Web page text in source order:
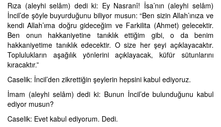
Rıza (aleyhi selâm) dedi ki: Ey Nasranî! İsa’nın (aleyhi selâm)
İncil’de şöyle buyurduğunu biliyor musun: “Ben sizin Allah’ınıza ve
kendi Allah’ıma doğru gideceğim ve Farkilita (Ahmet) gelecektir.
Ben onun hakkaniyetine tanıklık ettiğim gibi, o da benim
hakkaniyetime tanıklık edecektir. O size her şeyi açıklayacaktır.
Toplulukların aşağılık yönlerini açıklayacak, küfür sütunlarını
kıracaktır.”
Caselik: İncil’den zikrettiğin şeylerin hepsini kabul ediyoruz.
İmam (aleyhi selâm) dedi ki: Bunun İncil’de bulunduğunu kabul
ediyor musun?
Caselik: Evet kabul ediyorum. Dedi.